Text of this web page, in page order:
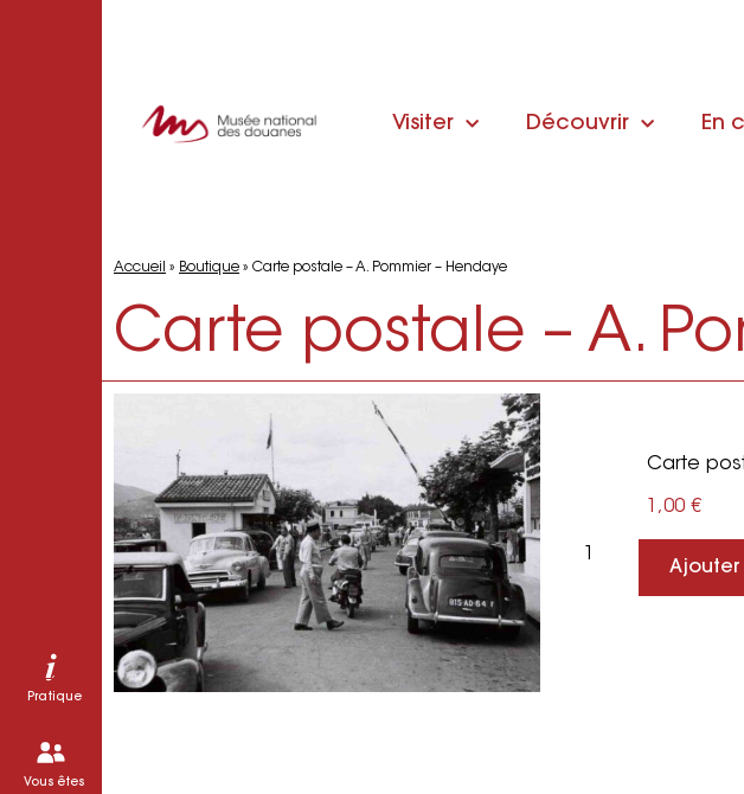
Pratique
Vous êtes
Visiter Découvrir En
Accueil » Boutique » Carte postale – A. Pommier – Hendaye
Carte postale – A.
Carte
1,00 €